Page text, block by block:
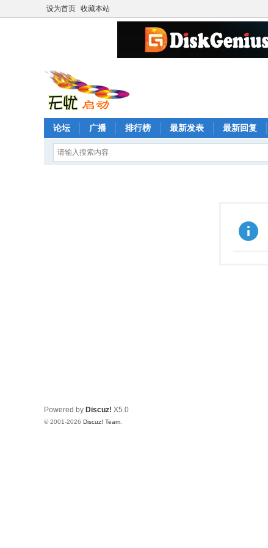
设为首页 收藏本站
论坛 广播 排行榜 最新发表 最新回复
Powered by Discuz! X5.0
© 2001-2026 Discuz! Team